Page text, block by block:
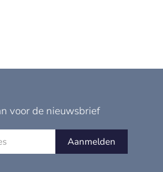
voor de nieuwsbrief
Aanmelden